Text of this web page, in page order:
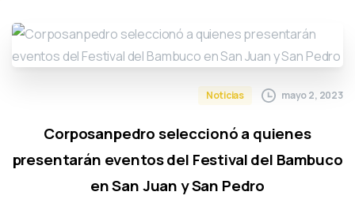
Noticias mayo 2, 2023
Corposanpedro seleccionó a quienes
presentarán eventos del Festival del Bambuco
en San Juan y San Pedro